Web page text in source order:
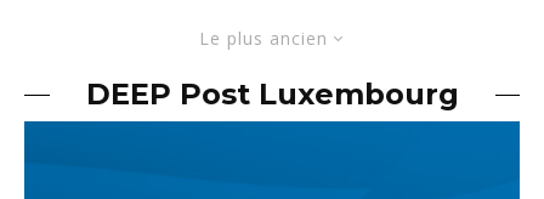
Le plus ancien
DEEP Post Luxembourg